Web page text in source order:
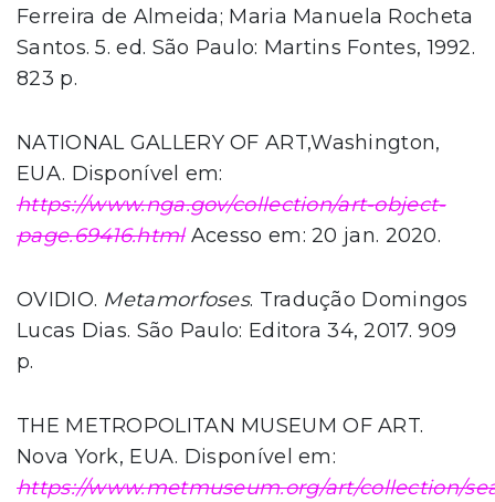
Ferreira de Almeida; Maria Manuela Rocheta
Santos. 5. ed. São Paulo: Martins Fontes, 1992.
823 p.
NATIONAL GALLERY OF ART,Washington,
EUA. Disponível em:
https://www.nga.gov/collection/art-object-
page.69416.htmlAcesso em: 20 jan. 2020.
OVIDIO. Metamorfoses. Tradução Domingos
Lucas Dias. São Paulo: Editora 34, 2017. 909
p.
THE METROPOLITAN MUSEUM OF ART.
Nova York, EUA. Disponível em:
https://www.metmuseum.org/art/collection/